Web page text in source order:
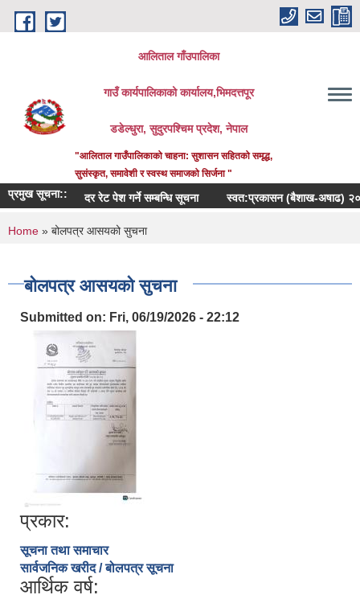
Skip to main content
आलिताल गाँउपालिका
गाउँ कार्यपालिकाको कार्यालय,भिमदत्तपूर
डडेल्धुरा, सुदुरपश्चिम प्रदेश, नेपाल
"आलिताल गाउँपालिकाको चाहना: सुशासन सहितको समृद्ध,
सुसंस्कृत, समावेशी र स्वस्थ समाजको सिर्जना "
प्रमुख सूचना::दर रेट पेश गर्ने सम्बन्धि सूचना स्वत:प्रकासन (बैशाख-अषाढ) २०८३
You are here
Home » बोलपत्र आसयको सुचना
बोलपत्र आसयको सुचना
Submitted on: Fri, 06/19/2026 - 22:12
प्रकार:
सूचना तथा समाचार
सार्वजनिक खरीद / बोलपत्र सूचना
आर्थिक वर्ष: